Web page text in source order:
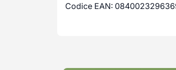
Codice EAN: